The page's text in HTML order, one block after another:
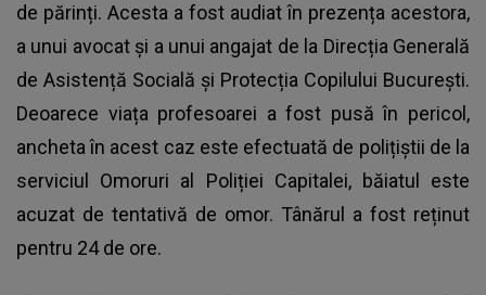
de părinți. Acesta a fost audiat în prezența acestora,
a unui avocat și a unui angajat de la Direcția Generală
de Asistență Socială și Protecția Copilului București.
Deoarece viața profesoarei a fost pusă în pericol ,
ancheta în acest caz este efectuată de polițiștii de la
serviciul Omoruri al Poliției Capitalei, băiatul este
acuzat de tentativă de omor. Tânărul a fost reținut
pentru 24 de ore.